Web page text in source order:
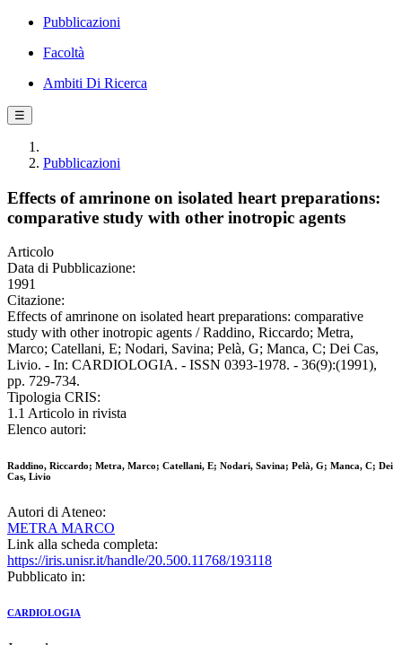
Pubblicazioni
Facoltà
Ambiti Di Ricerca
☰
Pubblicazioni
Effects of amrinone on isolated heart preparations:
comparative study with other inotropic agents
Articolo
Data di Pubblicazione:
1991
Citazione:
Effects of amrinone on isolated heart preparations: comparative
study with other inotropic agents / Raddino, Riccardo; Metra,
Marco; Catellani, E; Nodari, Savina; Pelà, G; Manca, C; Dei Cas,
Livio. - In: CARDIOLOGIA. - ISSN 0393-1978. - 36(9):(1991),
pp. 729-734.
Tipologia CRIS:
1.1 Articolo in rivista
Elenco autori:
Raddino, Riccardo; Metra, Marco; Catellani, E; Nodari, Savina; Pelà, G; Manca, C; Dei
Cas, Livio
Autori di Ateneo:
METRA MARCO
Link alla scheda completa:
https://iris.unisr.it/handle/20.500.11768/193118
Pubblicato in:
CARDIOLOGIA